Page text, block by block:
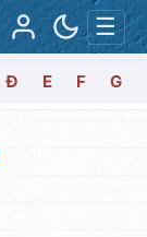
☰
Đ E F G